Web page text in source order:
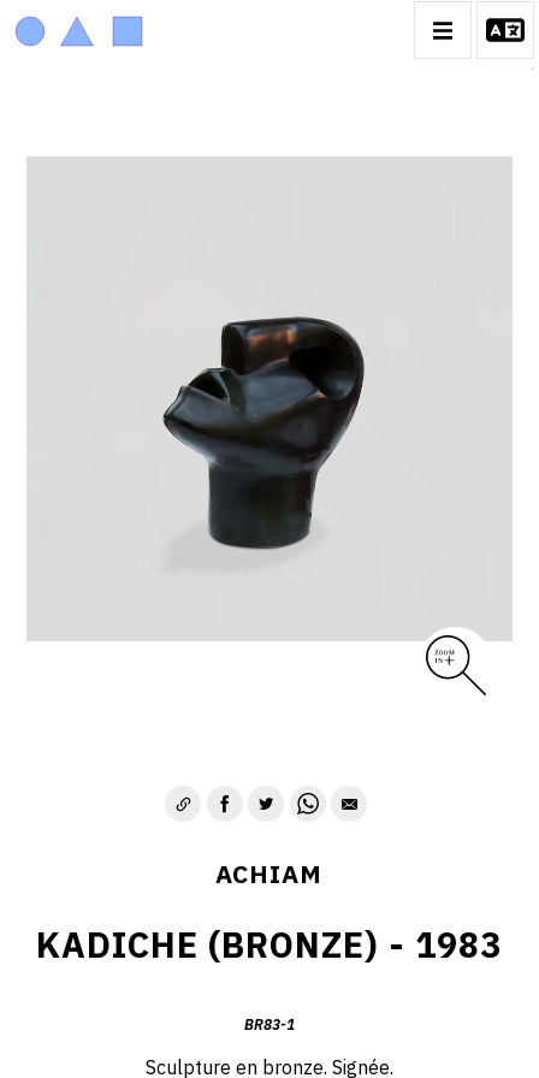
LA PROMENADE DES JARDINS À SÈVRES
CATALOGUE DES OEUVRES
ANIMAUX & PLANTES
BIBLIQUE
ENGAGEMENTS & SOCIÉTÉ
MUSIQUE & DANSE
VIE & SENTIMENTS
ACHIAM
KADICHE (BRONZE) - 1983
BR83-1
Sculpture en bronze. Signée.